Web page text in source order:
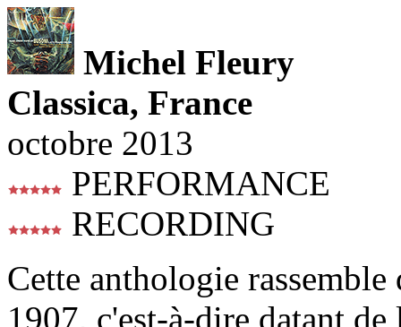
Michel Fleury
Classica, France
octobre 2013
PERFORMANCE
RECORDING
Cette anthologie rassemble
1907, c'est-à-dire datant